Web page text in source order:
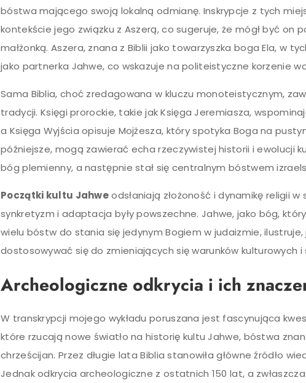
bóstwa mającego swoją lokalną odmianę. Inskrypcje z tych
kontekście jego związku z Aszerą, co sugeruje, że mógł być on
małżonką. Aszera, znana z Biblii jako towarzyszka boga Ela, w
jako partnerka Jahwe, co wskazuje na politeistyczne korzenie
Sama Biblia, choć zredagowana w kluczu monoteistycznym,
tradycji. Księgi prorockie, takie jak Księga Jeremiasza,
a Księga Wyjścia opisuje Mojżesza, który spotyka Boga na
późniejsze, mogą zawierać echa rzeczywistej historii i ewolucji
bóg plemienny, a następnie stał się centralnym bóstwem
Początki kultu Jahweodsłaniają złożoność i dynamikę religii
synkretyzm i adaptacja były powszechne. Jahwe, jako bóg,
wielu bóstw do stania się jedynym Bogiem w judaizmie,
dostosowywać się do zmieniających się warunków kulturowych i
Archeologiczne odkrycia i ich
W transkrypcji mojego wykładu poruszana jest fascynująca
które rzucają nowe światło na historię kultu Jahwe, bóstwa
chrześcijan. Przez długie lata Biblia stanowiła główne źródło
Jednak odkrycia archeologiczne z ostatnich 150 lat, a